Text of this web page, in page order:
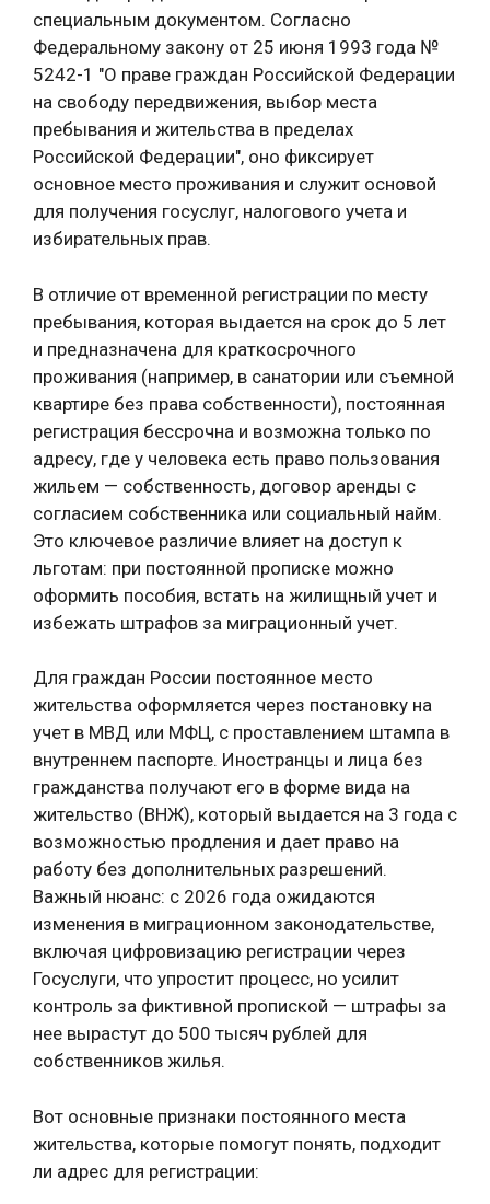
специальным документом. Согласно
Федеральному закону от 25 июня 1993 года №
5242-1 "О праве граждан Российской Федерации
на свободу передвижения, выбор места
пребывания и жительства в пределах
Российской Федерации", оно фиксирует
основное место проживания и служит основой
для получения госуслуг, налогового учета и
избирательных прав.
В отличие от временной регистрации по месту
пребывания, которая выдается на срок до 5 лет
и предназначена для краткосрочного
проживания (например, в санатории или съемной
квартире без права собственности), постоянная
регистрация бессрочна и возможна только по
адресу, где у человека есть право пользования
жильем — собственность, договор аренды с
согласием собственника или социальный найм.
Это ключевое различие влияет на доступ к
льготам: при постоянной прописке можно
оформить пособия, встать на жилищный учет и
избежать штрафов за миграционный учет.
Для граждан России постоянное место
жительства оформляется через постановку на
учет в МВД или МФЦ, с проставлением штампа в
внутреннем паспорте. Иностранцы и лица без
гражданства получают его в форме вида на
жительство (ВНЖ), который выдается на 3 года с
возможностью продления и дает право на
работу без дополнительных разрешений.
Важный нюанс: с 2026 года ожидаются
изменения в миграционном законодательстве,
включая цифровизацию регистрации через
Госуслуги, что упростит процесс, но усилит
контроль за фиктивной пропиской — штрафы за
нее вырастут до 500 тысяч рублей для
собственников жилья.
Вот основные признаки постоянного места
жительства, которые помогут понять, подходит
ли адрес для регистрации: